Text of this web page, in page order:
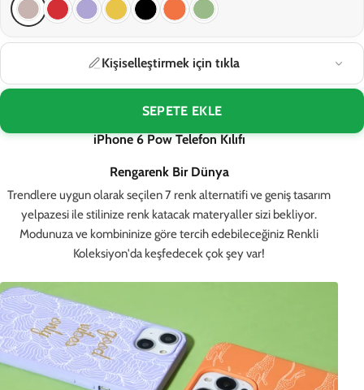
Kişiselleştirmek için tıkla
SEPETE EKLE
iPhone 6 Pow Telefon Kılıfı
Rengarenk Bir Dünya
Trendlere uygun olarak seçilen 7 renk alternatifi ve geniş tasarım
yelpazesi ile stilinize renk katacak materyaller sizi bekliyor.
Modunuza ve kombininize göre tercih edebileceğiniz Renkli
Koleksiyon'da keşfedecek çok şey var!